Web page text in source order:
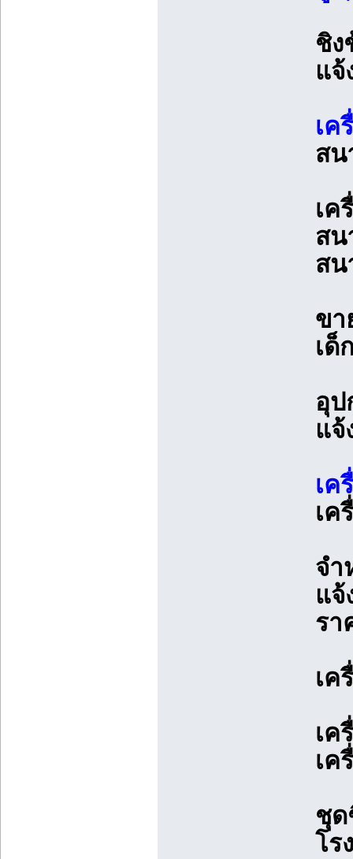
ชิง
แจ้
เค
สน
เค
สน
สน
ขา
เด็
อุป
แจ้
เค
เค
จำ
แจ้
รา
เค
เค
เค
ชุด
โร